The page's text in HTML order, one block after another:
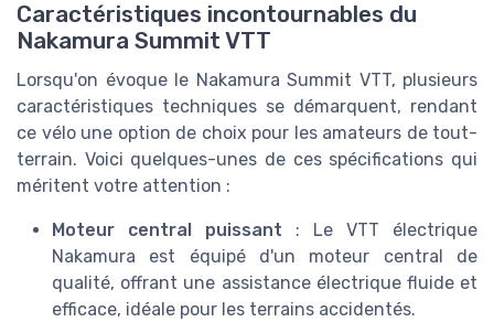
Caractéristiques incontournables du
Nakamura Summit VTT
Lorsqu'on évoque le Nakamura Summit VTT, plusieurs
caractéristiques techniques se démarquent, rendant
ce vélo une option de choix pour les amateurs de tout-
terrain. Voici quelques-unes de ces spécifications qui
méritent votre attention :
Moteur central puissant : Le VTT électrique
Nakamura est équipé d'un moteur central de
qualité, offrant une assistance électrique fluide et
efficace, idéale pour les terrains accidentés.